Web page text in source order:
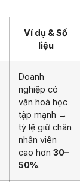
Ví dụ & Số
liệu
Doanh
nghiệp có
văn hoá học
tập mạnh →
tỷ lệ giữ chân
nhân viên
cao hơn 30–
50%